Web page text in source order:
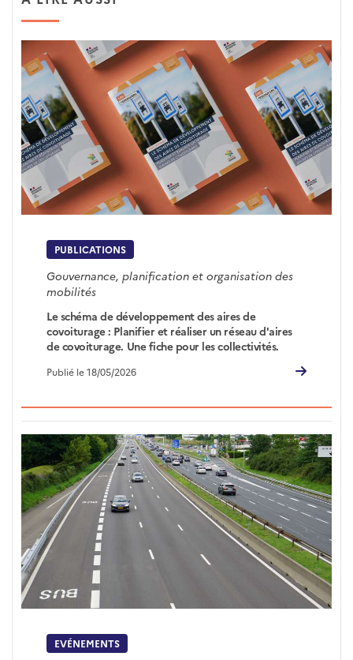
PUBLICATIONS
Gouvernance, planification et organisation des
mobilités
Le schéma de développement des aires de
covoiturage : Planifier et réaliser un réseau d'aires
de covoiturage. Une fiche pour les collectivités.
Publié le 18/05/2026
EVÉNEMENTS